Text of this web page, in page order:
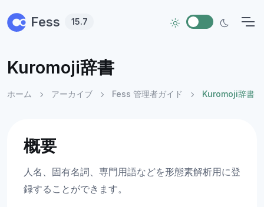
Fess 15.7
Kuromoji辞書
ホーム アーカイブ Fess 管理者ガイド Kuromoji辞書
概要
人名、固有名詞、専門用語などを形態素解析用に登
録することができます。